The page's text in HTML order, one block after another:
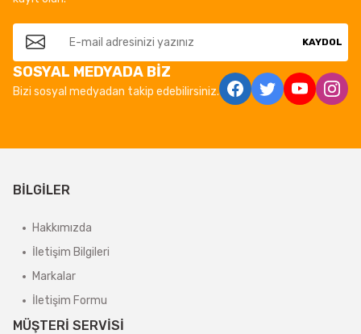
KAYDOL
SOSYAL MEDYADA BİZ
Bizi sosyal medyadan takip edebilirsiniz.
BİLGİLER
Hakkımızda
İletişim Bilgileri
Markalar
İletişim Formu
MÜŞTERİ SERVİSİ